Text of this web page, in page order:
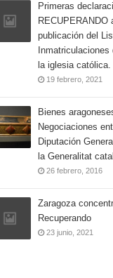
Primeras
RECUPERANDO
publicación del
Inmatriculaciones
la iglesia católica.
19 febrero, 2021
Bienes
Negociaciones
Diputación
la Generalitat
26 febrero, 2016
Zaragoza
Recuperando
23 junio, 2021